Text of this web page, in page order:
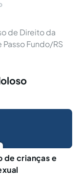
de Direito da
Fundo/RS
de crianças e